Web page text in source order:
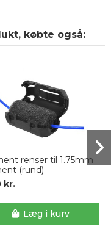
købte også:
renser til 1.75mm
(rund)
kr.
Læg i kurv